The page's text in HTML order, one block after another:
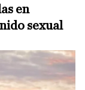
en
sexual